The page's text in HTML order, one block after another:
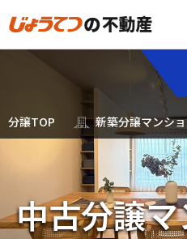
分譲TOP 新築分譲マンシ
中古分譲